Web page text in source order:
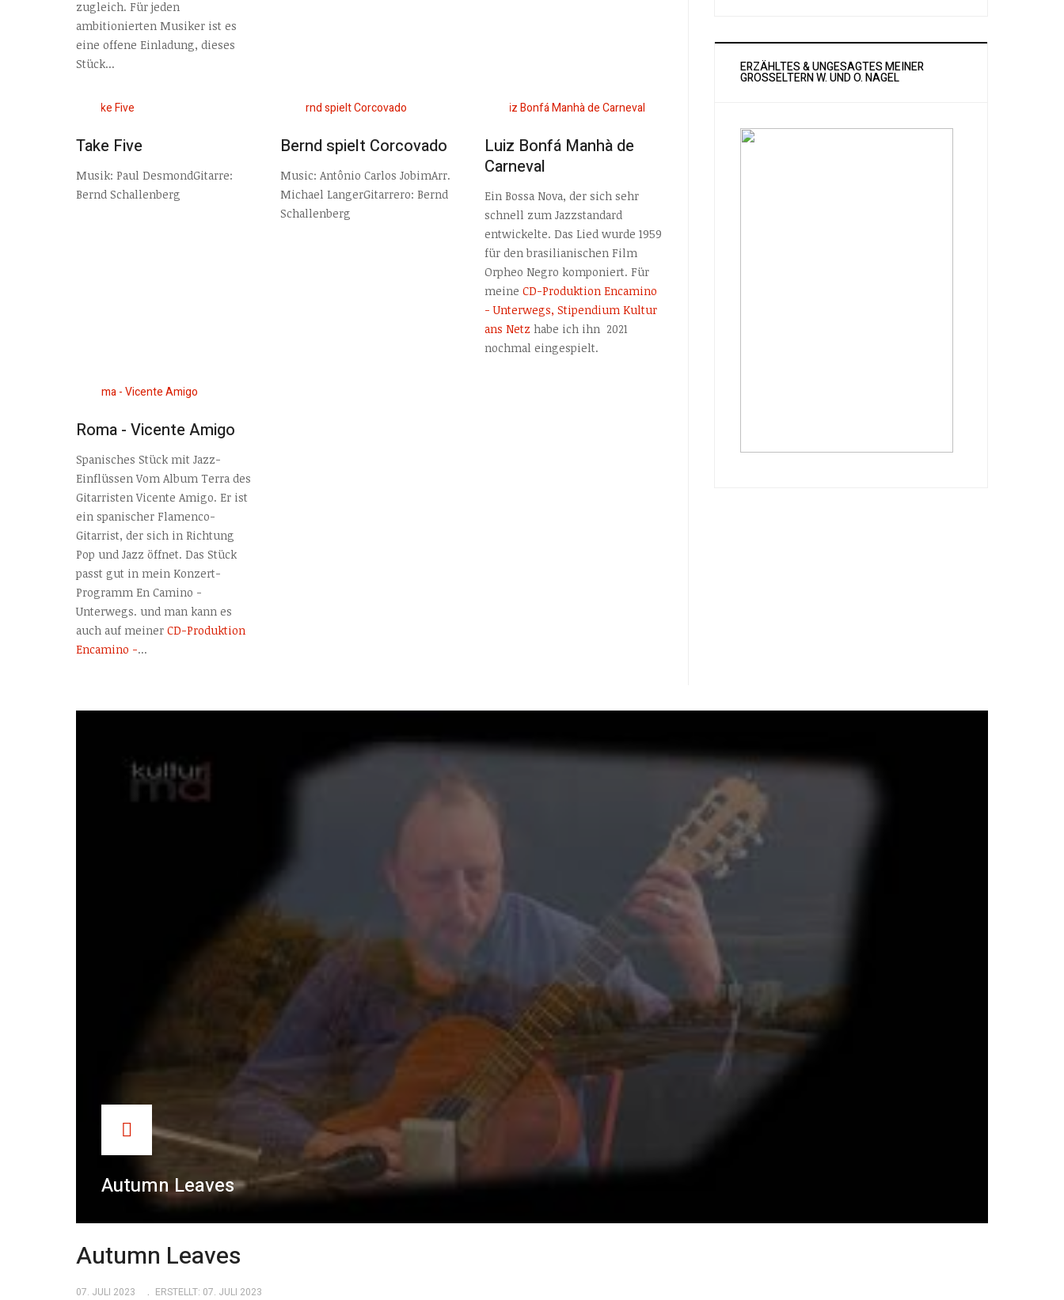
zugleich. Für jeden
ambitionierten Musiker ist es
eine offene Einladung, dieses
Stück...
Take Five
Musik: Paul DesmondGitarre:
Bernd Schallenberg
Bernd spielt Corcovado
Music: Antônio Carlos JobimArr.
Michael LangerGitarrero: Bernd
Schallenberg
Luiz Bonfá Manhà de
Carneval
Ein Bossa Nova, der sich sehr
schnell zum Jazzstandard
entwickelte. Das Lied wurde 1959
für den brasilianischen Film
Orpheo Negro komponiert. Für
meine CD-Produktion Encamino
- Unterwegs, Stipendium Kultur
ans Netz habe ich ihn 2021
nochmal eingespielt.
Roma - Vicente Amigo
Spanisches Stück mit Jazz-
Einflüssen Vom Album Terra des
Gitarristen Vicente Amigo. Er ist
ein spanischer Flamenco-
Gitarrist, der sich in Richtung
Pop und Jazz öffnet. Das Stück
passt gut in mein Konzert-
Programm En Camino -
Unterwegs. und man kann es
auch auf meiner CD-Produktion
Encamino -...
ERZÄHLTES & UNGESAGTES MEINER
GROSSELTERN W. UND O. NAGEL
Autumn Leaves
Autumn Leaves
07. JULI 2023 ERSTELLT: 07. JULI 2023